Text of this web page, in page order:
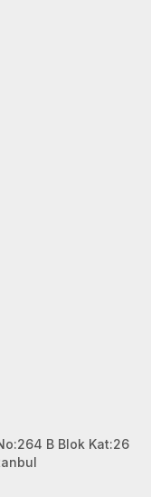
B Blok Kat:26